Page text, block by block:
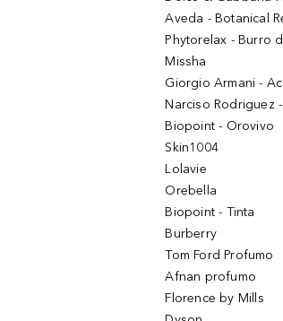
Aveda - Botanical
Phytorelax - Burro
Missha
Giorgio Armani -
Narciso Rodriguez
Biopoint - Orovivo
Skin1004
Lolavie
Orebella
Biopoint - Tinta
Burberry
Tom Ford Profumo
Afnan profumo
Florence by Mills